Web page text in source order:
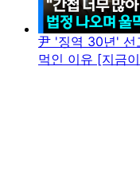
尹 '징역 30년' 선
먹인 이유 [지금